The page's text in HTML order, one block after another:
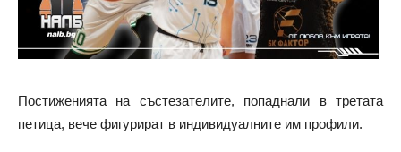
Постиженията на състезателите, попаднали в третата
петица, вече фигурират в индивидуалните им профили.